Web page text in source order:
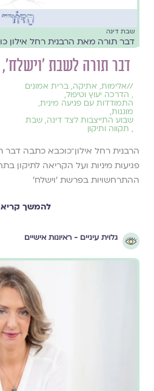
שבת דינה
דבר תורה מאת הרבנית רחל אילון
דבר תורה לשבת
//אלימות, אתיקה, ברית אמונים
, הדרכה יעוץ וטיפול,
התמודדות עם פגיעה מינית,
מוגנות,
שבוע התייצבות לצד דינה, שבת
, תקווה ותיקון
הרבנית רחל אילון־כוכבא כתבה
פגיעות מיניות ועל הקריאה לתיקון
ההתרחשויות בפרשת ׳וישלח׳
להמשך
גלוית עיניים - ראיונות אישיים